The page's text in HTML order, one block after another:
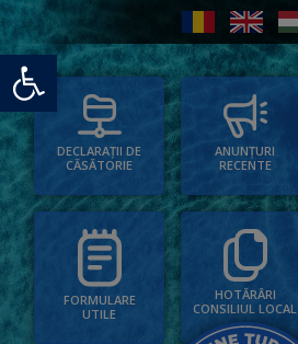
Deschide bara de unelte
DECLARAȚII DE
CĂSĂTORIE
ANUNȚURI
RECENTE
FORMULARE
UTILE
HOTĂRÂRI
CONSILIUL LOCAL